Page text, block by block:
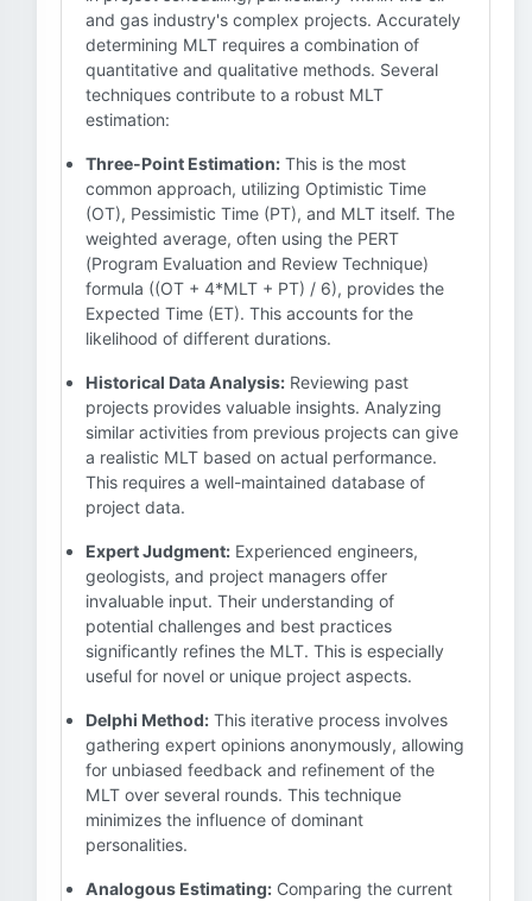
and gas industry's complex projects. Accurately
determining MLT requires a combination of
quantitative and qualitative methods. Several
techniques contribute to a robust MLT
estimation:
Three-Point Estimation: This is the most
common approach, utilizing Optimistic Time
(OT), Pessimistic Time (PT), and MLT itself. The
weighted average, often using the PERT
(Program Evaluation and Review Technique)
formula ((OT + 4*MLT + PT) / 6), provides the
Expected Time (ET). This accounts for the
likelihood of different durations.
Historical Data Analysis: Reviewing past
projects provides valuable insights. Analyzing
similar activities from previous projects can give
a realistic MLT based on actual performance.
This requires a well-maintained database of
project data.
Expert Judgment: Experienced engineers,
geologists, and project managers offer
invaluable input. Their understanding of
potential challenges and best practices
significantly refines the MLT. This is especially
useful for novel or unique project aspects.
Delphi Method: This iterative process involves
gathering expert opinions anonymously, allowing
for unbiased feedback and refinement of the
MLT over several rounds. This technique
minimizes the influence of dominant
personalities.
Analogous Estimating: Comparing the current